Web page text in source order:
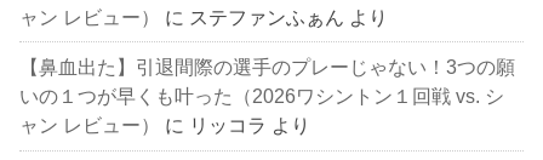
ャン レビュー）
に ステファンふぁん より
【鼻血出た】引退間際の選手のプレーじゃない！3つの願
いの１つが早くも叶った（2026ワシントン１回戦 vs. シ
ャン レビュー）
に リッコラ より